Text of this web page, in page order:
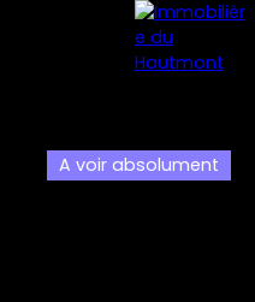
A voir absolument